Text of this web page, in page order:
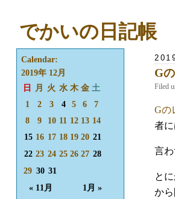
でかいの日記帳
G
Filed
Gの
者
言
と
か
Calendar:
2019年 12月
日
月 火 水 木 金 土
« 11月 1月 »
1 2 3 4 5 6
7
8
9 10 11 12 13 14
15 16 17 18 19 20 21
22 23 24 25 26 27 28
29 30 31